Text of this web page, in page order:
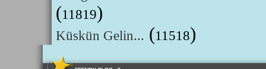
(11819)
Küskün Gelin... (11518)